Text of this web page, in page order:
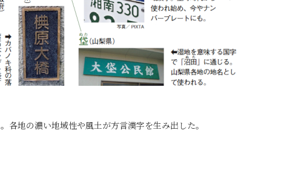
各地の濃い地域性や風土が方言漢字を生み出した。